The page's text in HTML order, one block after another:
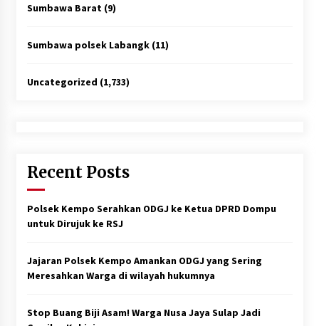
Sumbawa Barat(9)
Sumbawa polsek Labangk(11)
Uncategorized (1,733)
Recent Posts
Polsek Kempo Serahkan ODGJ ke Ketua DPRD Dompu
untuk Dirujuk ke RSJ
Jajaran Polsek Kempo Amankan ODGJ yang Sering
Meresahkan Warga di wilayah hukumnya
Stop Buang Biji Asam! Warga Nusa Jaya Sulap Jadi